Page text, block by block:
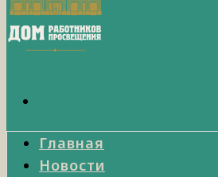
Главная
Новости